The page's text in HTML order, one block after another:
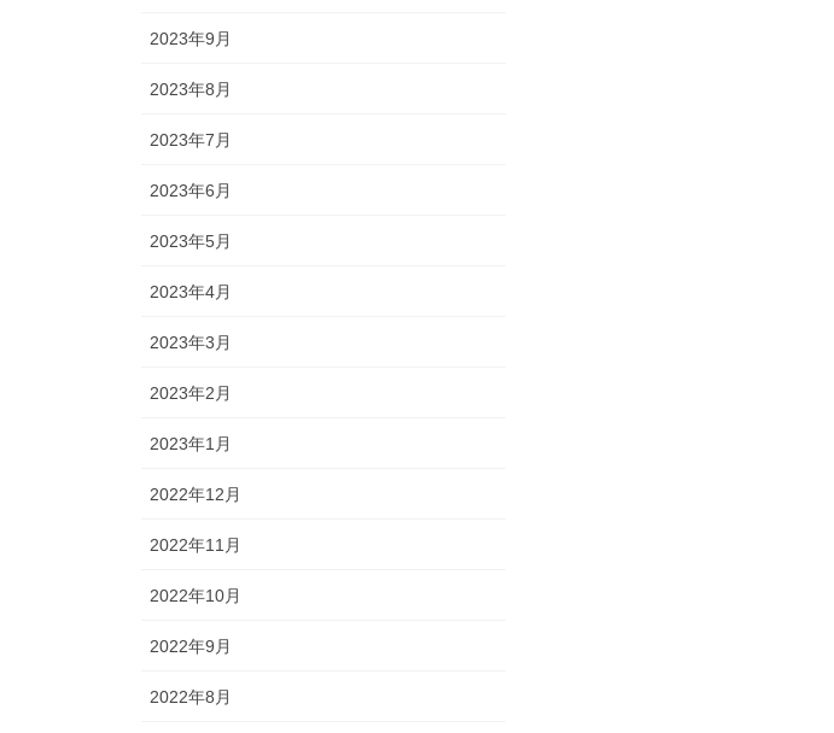
2023年9月
2023年8月
2023年7月
2023年6月
2023年5月
2023年4月
2023年3月
2023年2月
2023年1月
2022年12月
2022年11月
2022年10月
2022年9月
2022年8月